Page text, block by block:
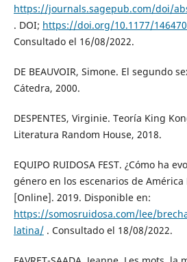
https://journals.sagepub.com/doi/
. DOI; https://doi.org/10.1177/
Consultado el 16/08/2022.
DE BEAUVOIR, Simone. El segundo
Cátedra, 2000.
DESPENTES, Virginie. Teoría King
Literatura Random House, 2018.
EQUIPO RUIDOSA FEST. ¿Cómo ha
género en los escenarios de América
[Online]. 2019. Disponible en:
https://somosruidosa.com/lee/
latina/. Consultado el 18/08/2022.